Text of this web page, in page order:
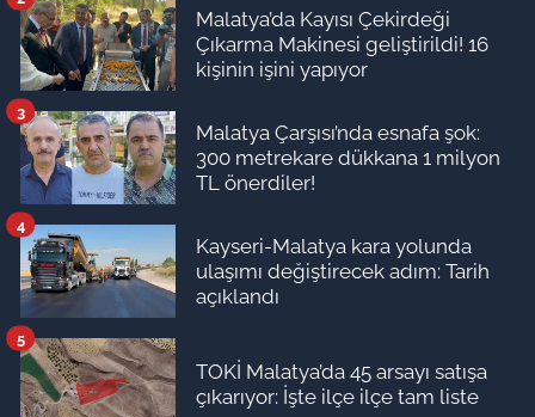
Malatya’da Kayısı Çekirdeği
Çıkarma Makinesi geliştirildi! 16
kişinin işini yapıyor
Malatya Çarşısı’nda esnafa şok:
300 metrekare dükkana 1 milyon
TL önerdiler!
3
Kayseri-Malatya kara yolunda
ulaşımı değiştirecek adım: Tarih
açıklandı
4
TOKİ Malatya’da 45 arsayı satışa
çıkarıyor: İşte ilçe ilçe tam liste
5